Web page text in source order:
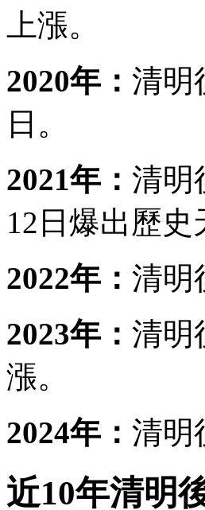
上漲。
2020年： 清明
日。
2021年： 清明
12日爆出歷史
2022年： 清明
2023年： 清明
漲。
2024年： 清明
近10年清明